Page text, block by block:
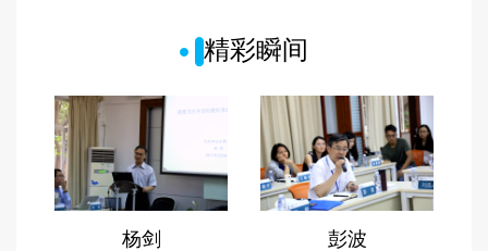
张宏亮，香港浸会大学 Family Background,
After-School Tutoring, and Student
Achievement: Experimental Evidence from
Rural China
黄旸, 巴黎经济学院 Children Left Behind in
China: The Role of School Fees
16:20-17:30 《城市的未来》新书发布会 地
点：中惠楼217报告厅
精彩瞬间
杨剑 彭波